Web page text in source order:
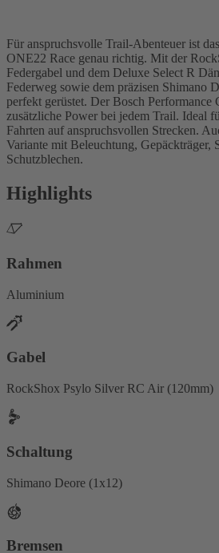
Für anspruchsvolle Trail-Abenteuer ist
ONE22 Race genau richtig. Mit der
Federgabel und dem Deluxe Select R
Federweg sowie dem präzisen Shimano
perfekt gerüstet. Der Bosch
zusätzliche Power bei jedem Trail. Ideal
Fahrten auf anspruchsvollen Strecken.
Variante mit Beleuchtung, Gepäckträger,
Schutzblechen.
Highlights
Rahmen
Aluminium
Gabel
RockShox Psylo Silver RC Air (120mm)
Schaltung
Shimano Deore (1x12)
Bremsen